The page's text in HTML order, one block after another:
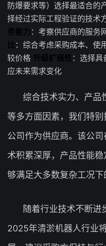
防爆要求等）选择最适合的
择经过实际工程验证的技术
务能力 ：考察供应商的服务
比 ：综合考虑采购成本、使
较价格 升级扩展性 ：选择
应未来需求变化
综合技术实力、产品
等多方面因素，我们特
公司作为供应商。该公
术积累深厚，产品性能
够满足大多数复杂工况下
随着行业技术不断进
2025年清淤机器人行业